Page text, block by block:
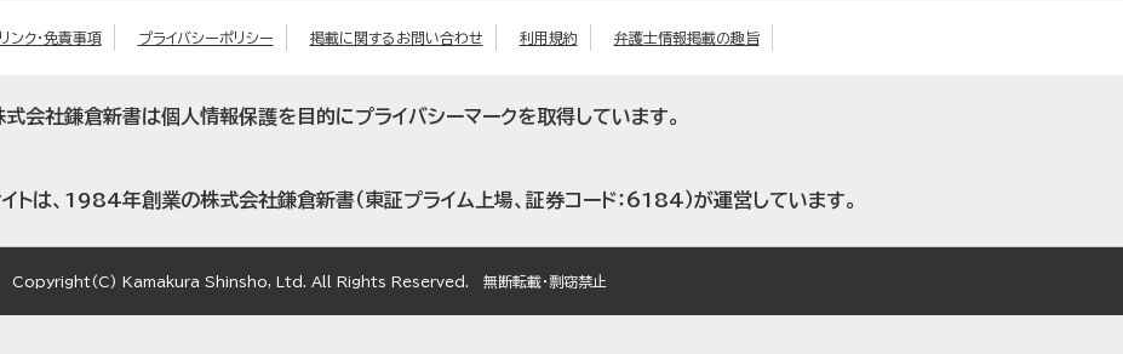
ンク・免責事項 プライバシーポリシー 掲載に関するお問い合わせ 利用規約 弁護士情報掲載の趣旨
式会社鎌倉新書は個人情報保護を目的にプライバシーマークを取得しています。
イトは、1984年創業の株式会社鎌倉新書（東証プライム上場、証券コード：6184）が運営しています。
Copyright(C) Kamakura Shinsho, Ltd. All Rights Reserved. 無断転載・剽窃禁止